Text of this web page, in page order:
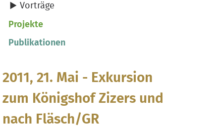
Vorträge
Projekte
Publikationen
2011, 21. Mai - Exkursion
zum Königshof Zizers und
nach Fläsch/GR